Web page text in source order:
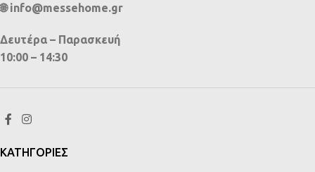
🌐 info@messehome.gr
Δευτέρα – Παρασκευή
10:00 – 14:30
ΚΑΤΗΓΟΡΙΕΣ